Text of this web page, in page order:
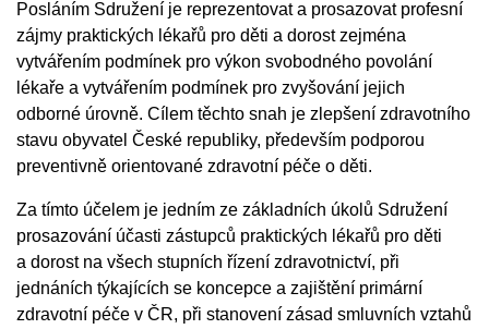
Posláním Sdružení je reprezentovat a prosazovat profesní
zájmy praktických lékařů pro děti a dorost zejména
vytvářením podmínek pro výkon svobodného povolání
lékaře a vytvářením podmínek pro zvyšování jejich
odborné úrovně. Cílem těchto snah je zlepšení zdravotního
stavu obyvatel České republiky, především podporou
preventivně orientované zdravotní péče o děti.
Za tímto účelem je jedním ze základních úkolů Sdružení
prosazování účasti zástupců praktických lékařů pro děti
a dorost na všech stupních řízení zdravotnictví, při
jednáních týkajících se koncepce a zajištění primární
zdravotní péče v ČR, při stanovení zásad smluvních vztahů